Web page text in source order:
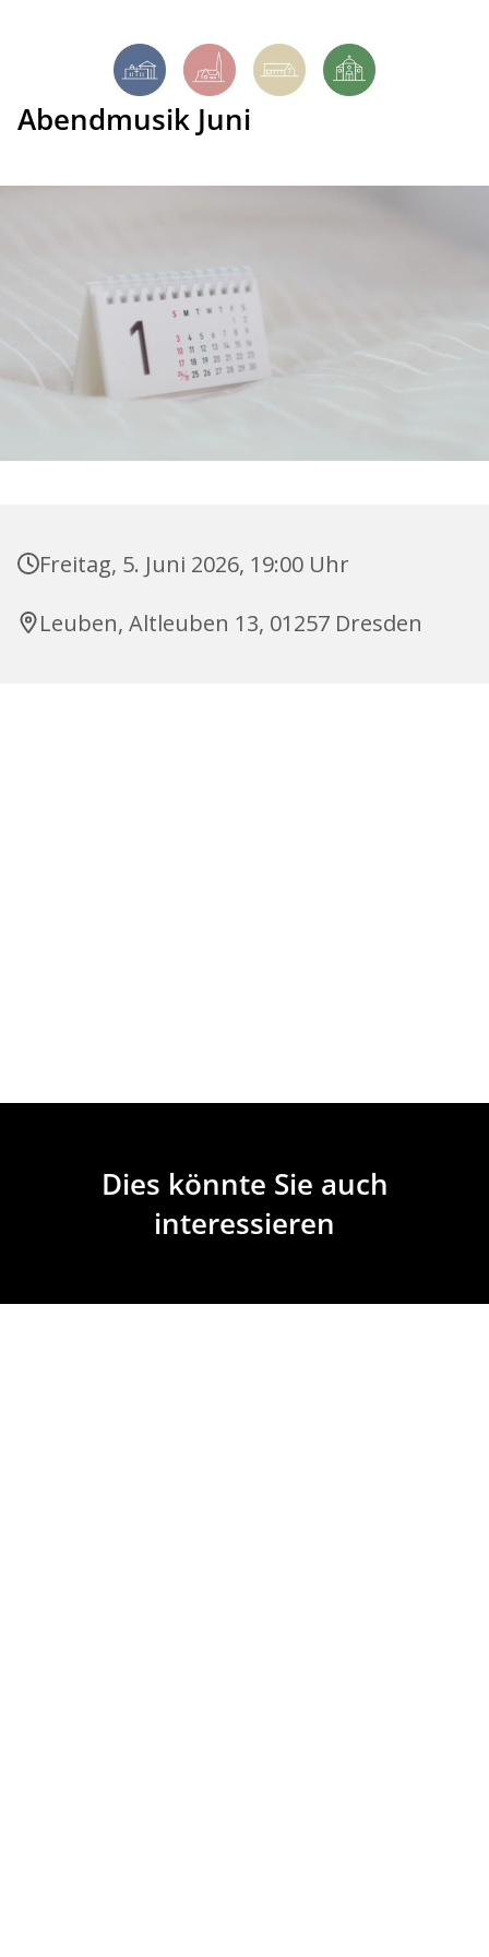
Abendmusik Juni
Freitag, 5. Juni 2026, 19:00 Uhr
Leuben, Altleuben 13, 01257 Dresden
Dies könnte Sie auch
interessieren